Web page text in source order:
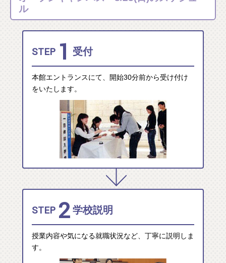
ル
STEP 1 受付
本館エントランスにて、開始30分前から受け付け
をいたします。
STEP 2 学校説明
授業内容や気になる就職状況など、丁寧に説明しま
す。